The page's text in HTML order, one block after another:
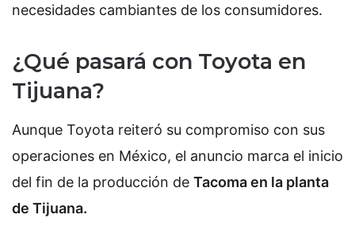
necesidades cambiantes de los consumidores.
¿Qué pasará con Toyota en
Tijuana?
Aunque Toyota reiteró su compromiso con sus
operaciones en México, el anuncio marca el inicio
del fin de la producción de Tacoma en la planta
de Tijuana.